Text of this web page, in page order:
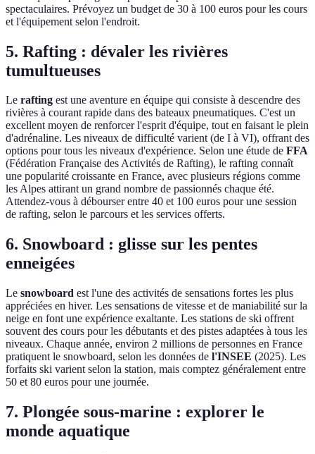
spectaculaires. Prévoyez un budget de 30 à 100 euros pour les cours
et l'équipement selon l'endroit.
5. Rafting : dévaler les rivières
tumultueuses
Le rafting est une aventure en équipe qui consiste à descendre des
rivières à courant rapide dans des bateaux pneumatiques. C'est un
excellent moyen de renforcer l'esprit d'équipe, tout en faisant le plein
d'adrénaline. Les niveaux de difficulté varient (de I à VI), offrant des
options pour tous les niveaux d'expérience. Selon une étude de FFA
(Fédération Française des Activités de Rafting), le rafting connaît
une popularité croissante en France, avec plusieurs régions comme
les Alpes attirant un grand nombre de passionnés chaque été.
Attendez-vous à débourser entre 40 et 100 euros pour une session
de rafting, selon le parcours et les services offerts.
6. Snowboard : glisse sur les pentes
enneigées
Le snowboard est l'une des activités de sensations fortes les plus
appréciées en hiver. Les sensations de vitesse et de maniabilité sur la
neige en font une expérience exaltante. Les stations de ski offrent
souvent des cours pour les débutants et des pistes adaptées à tous les
niveaux. Chaque année, environ 2 millions de personnes en France
pratiquent le snowboard, selon les données de l'INSEE (2025). Les
forfaits ski varient selon la station, mais comptez généralement entre
50 et 80 euros pour une journée.
7. Plongée sous-marine : explorer le
monde aquatique